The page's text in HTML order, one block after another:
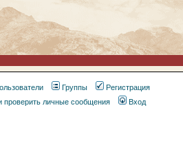
Группы
Регистрация
проверить личные сообщения Вход